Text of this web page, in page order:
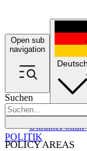
Open sub
navigation
Suchen
POLICY AREAS
UkrainePolitik
Deutsch
POLITIK